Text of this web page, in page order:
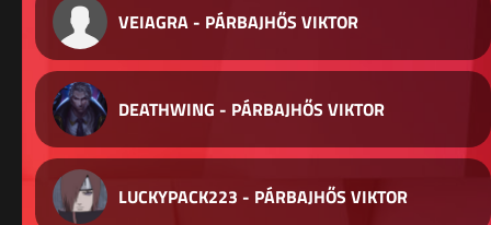
VEIAGRA - PÁRBAJHŐS VIKTOR
DEATHWING - PÁRBAJHŐS VIKTOR
LUCKYPACK223 - PÁRBAJHŐS VIKTOR